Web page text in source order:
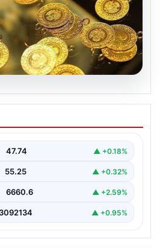
7 Nisan 2026: Altın
kadar oldu?
47.74 ▲ +0.18%
55.25 ▲ +0.32%
6660.6 ▲ +2.59%
3092134 ▲ +0.95%